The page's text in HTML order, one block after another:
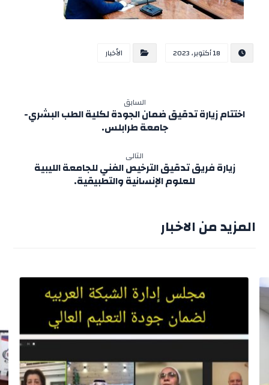
18 أكتوبر، 2023 الأخبار
السابق
اختتام زيارة تدقيق ضمان الجودة لكلية الطب البشري-
جامعة طرابلس.
التالى
زيارة فريق تدقيق الترخيص الفني للجامعة الليبية
للعلوم الإنسانية والتطبيقية.
المزيد من الاخبار